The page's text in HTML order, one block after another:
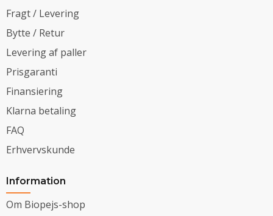
Fragt / Levering
Bytte / Retur
Levering af paller
Prisgaranti
Finansiering
Klarna betaling
FAQ
Erhvervskunde
Information
Om Biopejs-shop